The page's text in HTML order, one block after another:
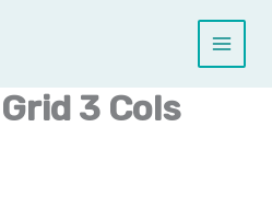
3 Cols